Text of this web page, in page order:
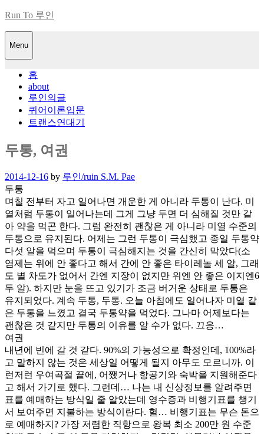
Skip
content
Run To 루인
Menu
홈
about
루인의글
퀴어이론입문
트랜스연대기
두통, 여권
Posted
on
2014-12-16 by 루인/ruin S.M. Pae
두통
며칠 전부터 자고 일어나면 개운한 게 아니라 두통이 난다. 미
열처럼 두통이 일어나는데 그게 그냥 두면 더 심해질 것만 같
아 약을 먹곤 한다. 그럼 완전히 괜찮은 게 아니라 미열 수준의
두통으로 유지된다. 어제는 그런 두통이 극심했고 종일 두통약
다섯 알을 먹으며 두통이 극심해지는 것을 간신히 막았다(소
염제는 위에 안 좋다고 해서 간에 안 좋은 타이레놀 세 알, 그래
도 별 차도가 없어서 간엔 지장이 없지만 위엔 안 좋은 이지엔6
두 알). 하지만 눈을 뜨고 있기가 조금 버거운 상태로 두통은
유지되었다. 계속 두통, 두통. 오늘 아침에도 일어나자 미열 같
은 두통을 느꼈고 결국 두통약을 먹었다. 그나마 어제보다는
괜찮은 것 같지만 두통의 이유를 알 수가 없다. 끄응…
여권
내년에 빈에 갈 것 같다. 90%의 가능성으로 확정인데, 100%라
고 말하지 않는 것은 세상일 어떻게 될지 아무도 모르니까. 이
런저런 우여곡절 끝에, 어쨌거나 항공기와 숙박을 지원해준다
고 해서 가기로 했다. 그런데… 나는 내 신상정보를 알려주면
표를 예매하는 방식일 줄 알았는데 영수증과 비행기표를 챙기
서 보여주면 지불하는 방식이란다. 헐… 비행기표는 무슨 돈으
로 예매하지? 가장 저렴한 직항으로 왕복 최소 200만 원 수준